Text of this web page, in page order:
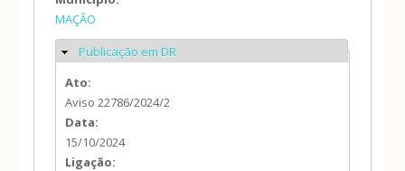
MAÇÃO
Ocultar
Publicação em DR
Ato:
Aviso 22786/2024/2
Data:
15/10/2024
Ligação: